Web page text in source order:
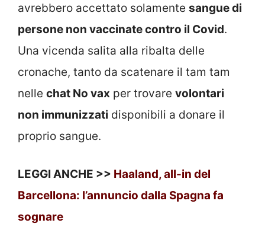
avrebbero accettato solamente sangue di
persone non vaccinate contro il Covid.
Una vicenda salita alla ribalta delle
cronache, tanto da scatenare il tam tam
nelle chat No vax per trovare volontari
non immunizzati disponibili a donare il
proprio sangue.
LEGGI ANCHE >> Haaland, all-in del
Barcellona: l’annuncio dalla Spagna fa
sognare